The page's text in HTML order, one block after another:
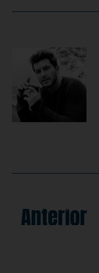
Anterior